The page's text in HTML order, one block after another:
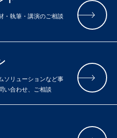
・執筆・講演のご相談
ソリューションなど事
い合わせ、ご相談